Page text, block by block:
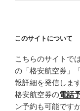
このサイトについて
こちらのサイトで
の「格安航空券」
報詳細を発信しま
格安航空券の電話
ン予約も可能です